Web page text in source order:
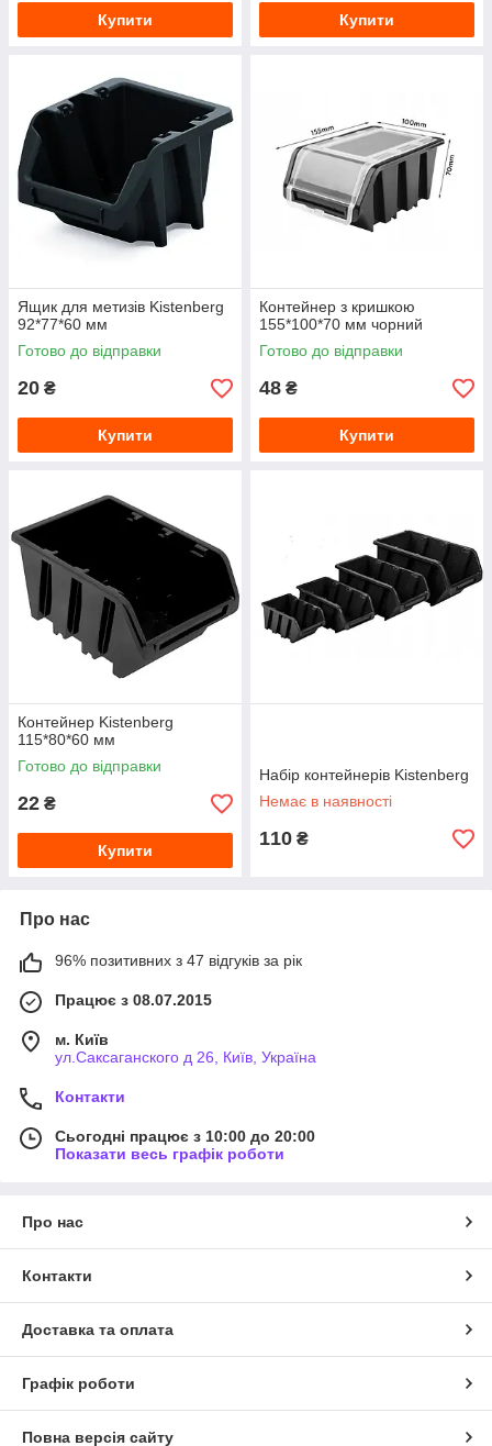
Купити Купити
Ящик для метизів Kistenberg
92*77*60 мм
Готово до відправки
20 ₴
Купити
Контейнер з кришкою
155*100*70 мм чорний
Готово до відправки
48 ₴
Купити
Контейнер Kistenberg
115*80*60 мм
Готово до відправки
22 ₴
Купити
Набір контейнерів Kistenberg
Немає в наявності
110 ₴
Про нас
96% позитивних з 47 відгуків за рік
Працює з 08.07.2015
м. Київ
ул.Саксаганского д 26, Київ, Україна
Контакти
Сьогодні працює з 10:00 до 20:00
Показати весь графік роботи
Про нас
Контакти
Доставка та оплата
Графік роботи
Повна версія сайту